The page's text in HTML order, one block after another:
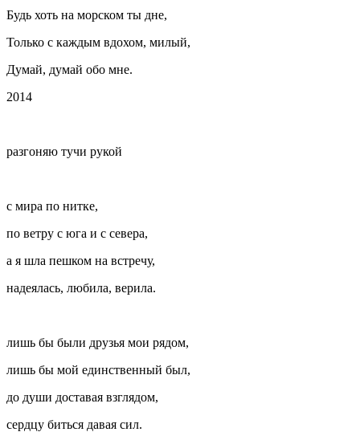
Будь хоть на морском ты дне,
Только с каждым вдохом, милый,
Думай, думай обо мне.
2014
разгоняю тучи рукой
с мира по нитке,
по ветру с юга и с севера,
а я шла пешком на встречу,
надеялась, любила, верила.
лишь бы были друзья мои рядом,
лишь бы мой единственный был,
до души доставая взглядом,
сердцу биться давая сил.